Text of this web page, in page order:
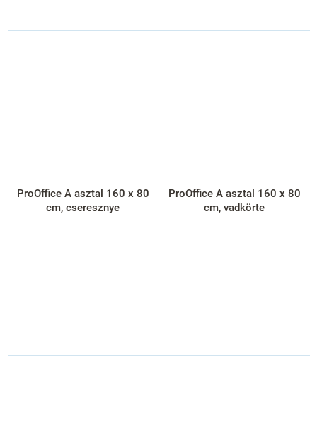
ProOffice A asztal 160 x 80
cm, cseresznye
ProOffice A asztal 160 x 80
cm, vadkörte